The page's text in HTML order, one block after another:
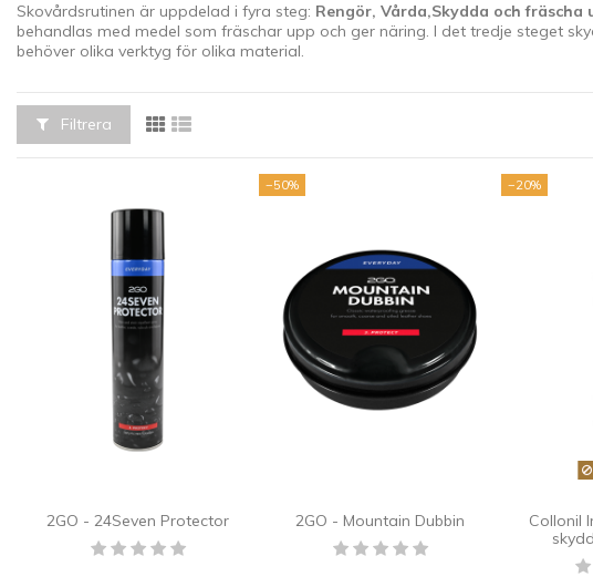
Skovårdsrutinen är uppdelad i fyra steg: Rengör, Vårda,Skydda och fräscha
behandlas med medel som fräschar upp och ger näring. I det tredje steget
behöver olika verktyg för olika material.
Filtrera
2GO - 24Seven Protector
−50%
2GO - Mountain Dubbin
−20%
Collonil